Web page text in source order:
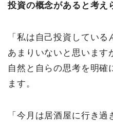
投資の概念があると考え
「私は自己投資してい
あまりいないと思います
自然と自らの思考を明確
ます。
「今月は居酒屋に行き過